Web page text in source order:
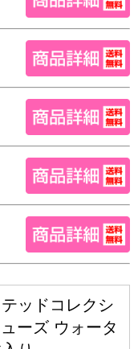
ッドコレクシ
ーズ ウォータ